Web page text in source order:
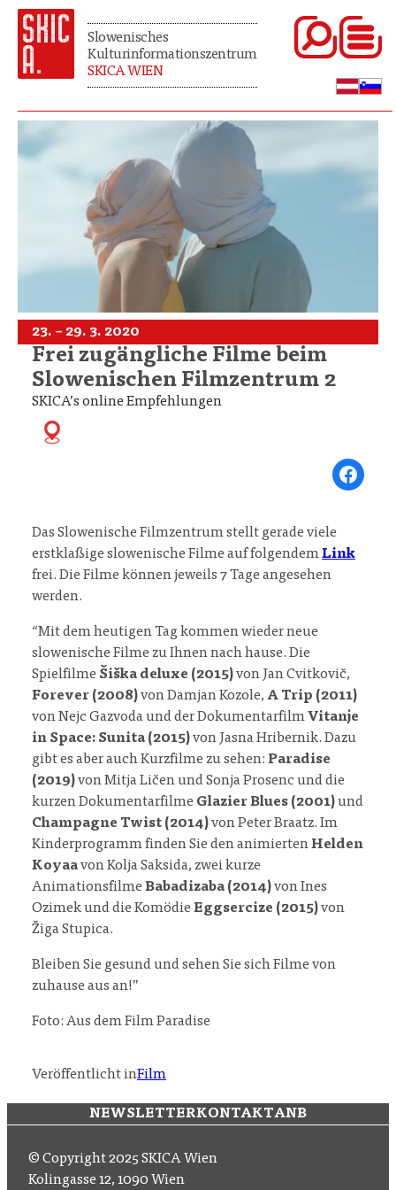
Slowenisches
Kulturinformationszentrum
SKICA WIEN
23. – 29. 3. 2020
Frei zugängliche Filme beim
Slowenischen Filmzentrum 2
SKICA’s online Empfehlungen
Share on
Das Slowenische Filmzentrum stellt gerade viele
erstklaßige slowenische Filme auf folgendemLink
frei. Die Filme können jeweils 7 Tage angesehen
werden.
“Mit dem heutigen Tag kommen wieder neue
slowenische Filme zu Ihnen nach hause. Die
Spielfilme Šiška deluxe (2015)von Jan Cvitkovič,
Forever (2008)von Damjan Kozole,A Trip (2011)
von Nejc Gazvoda und der DokumentarfilmVitanje
in Space: Sunita (2015)von Jasna Hribernik. Dazu
gibt es aber auch Kurzfilme zu sehen: Paradise
(2019)von Mitja Ličen und Sonja Prosenc und die
kurzen Dokumentarfilme Glazier Blues (2001)und
Champagne Twist (2014)von Peter Braatz. Im
Kinderprogramm finden Sie den animiertenHelden
Koyaavon Kolja Saksida, zwei kurze
AnimationsfilmeBabadizaba (2014)von Ines
Ozimek und die KomödieEggsercize (2015)von
Žiga Stupica.
Bleiben Sie gesund und sehen Sie sich Filme von
zuhause aus an!”
Foto: Aus dem Film Paradise
Veröffentlicht inFilm
NEWSLETTERKONTAKTANB
© Copyright 2025 SKICA Wien
Kolingasse 12, 1090 Wien